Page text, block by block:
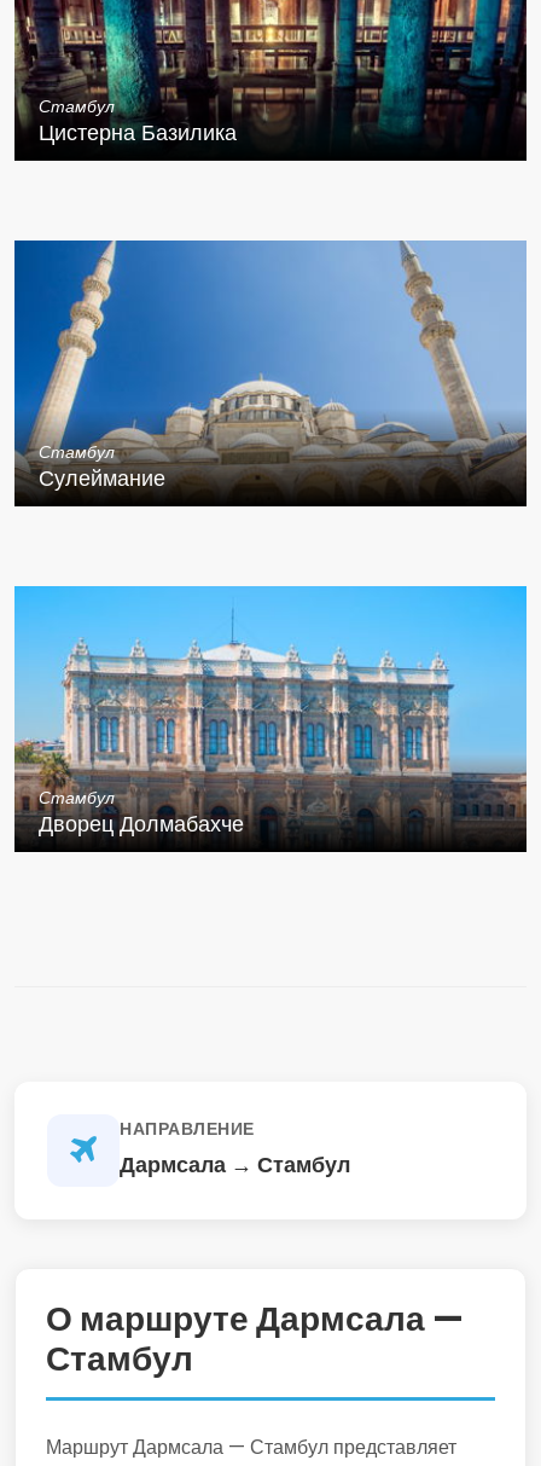
Стамбул
Цистерна Базилика
Стамбул
Сулеймание
Стамбул
Дворец Долмабахче
НАПРАВЛЕНИЕ
Дармсала → Стамбул
О маршруте Дармсала —
Стамбул
Маршрут Дармсала — Стамбул представляет